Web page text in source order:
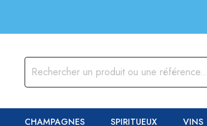
CHAMPAGNES SPIRITUEUX VINS